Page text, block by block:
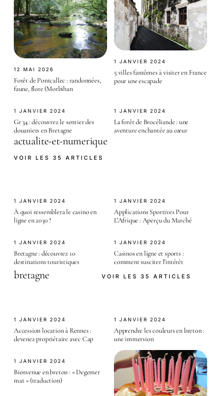
12 MAI 2026
Forêt de Pontcallec : randonnées,
faune, flore (Morbihan
1 JANVIER 2024
5 villes fantômes à visiter en France
pour une escapade
1 JANVIER 2024
Gr 34 : découvrez le sentier des
douaniers en Bretagne
1 JANVIER 2024
La forêt de Brocéliande : une
aventure enchantée au cœur
actualite-et-numerique
VOIR LES 35 ARTICLES
1 JANVIER 2024
À quoi ressemblera le casino en
ligne en 2030 ?
1 JANVIER 2024
Applications Sportives Pour
L’Afrique : Aperçu du Marché
1 JANVIER 2024
Bretagne : découvrez 10
destinations touristiques
1 JANVIER 2024
Casinos en ligne et sports :
comment susciter l'intérêt
bretagne VOIR LES 35 ARTICLES
1 JANVIER 2024
Accession location à Rennes :
devenez propriétaire avec Cap
1 JANVIER 2024
Apprendre les couleurs en breton :
une immersion
1 JANVIER 2024
Bienvenue en breton : « Degemer
mat » (traduction)